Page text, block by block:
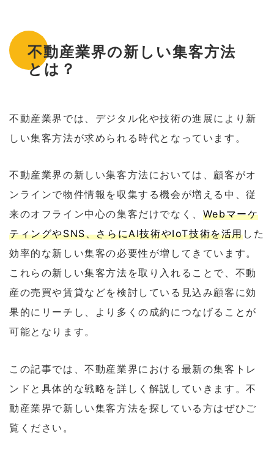
不動産業界の新しい集客方法
とは？
不動産業界では、デジタル化や技術の進展により新
しい集客方法が求められる時代となっています。
不動産業界の新しい集客方法においては、顧客がオ
ンラインで物件情報を収集する機会が増える中、従
来のオフライン中心の集客だけでなく、 Webマーケ
ティングやSNS、さらにAI技術やIoT技術を活用した
効率的な新しい集客の必要性が増してきています。
これらの新しい集客方法を取り入れることで、不動
産の売買や賃貸などを検討している見込み顧客に効
果的にリーチし、より多くの成約につなげることが
可能となります。
この記事では、不動産業界における最新の集客トレ
ンドと具体的な戦略を詳しく解説していきます。不
動産業界で新しい集客方法を探している方はぜひご
覧ください。